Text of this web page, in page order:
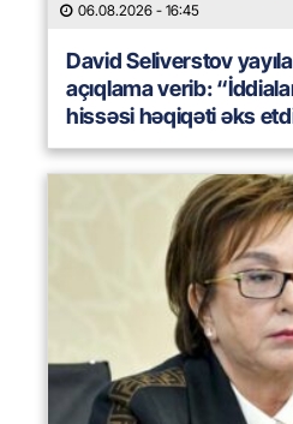
06.08.2026 - 16:45
David Seliverstov
açıqlama verib:
hissəsi həqiqəti əks